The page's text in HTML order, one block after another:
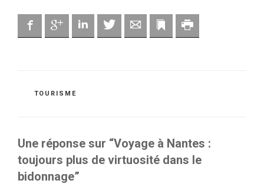
FacebookGoogle Linkedin Twitter Adresse mailMarque-page
CATÉGORIES
TOURISME
Une réponse sur “Voyage à Nantes :
toujours plus de virtuosité dans le
bidonnage”